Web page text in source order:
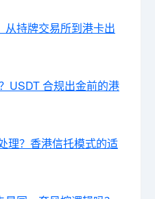
从持牌交易所到港卡出
USDT 合规出金前的港
理？香港信托模式的适